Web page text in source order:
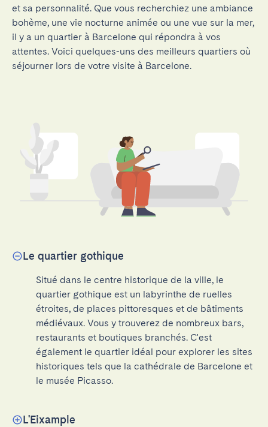
et sa personnalité. Que vous recherchiez une ambiance
bohème, une vie nocturne animée ou une vue sur la mer,
il y a un quartier à Barcelone qui répondra à vos
attentes. Voici quelques-uns des meilleurs quartiers où
séjourner lors de votre visite à Barcelone.
Le quartier gothique
Situé dans le centre historique de la ville, le
quartier gothique est un labyrinthe de ruelles
étroites, de places pittoresques et de bâtiments
médiévaux. Vous y trouverez de nombreux bars,
restaurants et boutiques branchés. C'est
également le quartier idéal pour explorer les sites
historiques tels que la cathédrale de Barcelone et
le musée Picasso.
L'Eixample